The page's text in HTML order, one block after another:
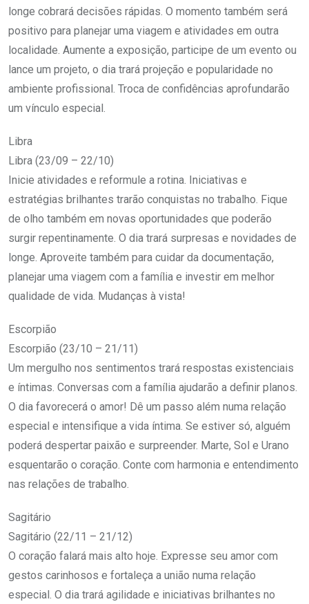
longe cobrará decisões rápidas. O momento também será
positivo para planejar uma viagem e atividades em outra
localidade. Aumente a exposição, participe de um evento ou
lance um projeto, o dia trará projeção e popularidade no
ambiente profissional. Troca de confidências aprofundarão
um vínculo especial.
Libra
Libra (23/09 – 22/10)
Inicie atividades e reformule a rotina. Iniciativas e
estratégias brilhantes trarão conquistas no trabalho. Fique
de olho também em novas oportunidades que poderão
surgir repentinamente. O dia trará surpresas e novidades de
longe. Aproveite também para cuidar da documentação,
planejar uma viagem com a família e investir em melhor
qualidade de vida. Mudanças à vista!
Escorpião
Escorpião (23/10 – 21/11)
Um mergulho nos sentimentos trará respostas existenciais
e íntimas. Conversas com a família ajudarão a definir planos.
O dia favorecerá o amor! Dê um passo além numa relação
especial e intensifique a vida íntima. Se estiver só, alguém
poderá despertar paixão e surpreender. Marte, Sol e Urano
esquentarão o coração. Conte com harmonia e entendimento
nas relações de trabalho.
Sagitário
Sagitário (22/11 – 21/12)
O coração falará mais alto hoje. Expresse seu amor com
gestos carinhosos e fortaleça a união numa relação
especial. O dia trará agilidade e iniciativas brilhantes no